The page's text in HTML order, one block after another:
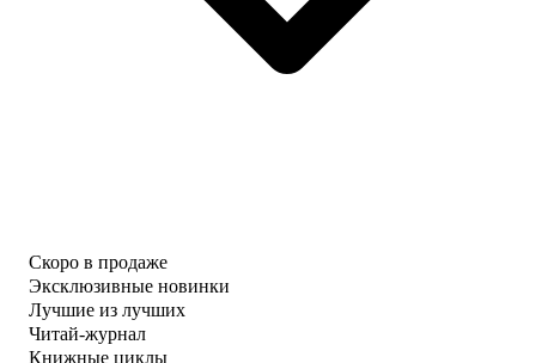
Скоро в продаже
Эксклюзивные новинки
Лучшие из лучших
Читай-журнал
Книжные циклы